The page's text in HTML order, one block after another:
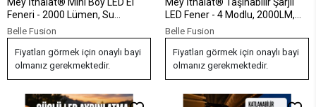
Feneri - 2000 Lümen, Su
Geçirmez Tasarım Yeni Nesil
Belle Fusion
Fiyatları görmek için onaylı bayi
olmanız gerekmektedir.
LED Fener - 4 Modlu, 2000LM,
Ayarlanabilir Odak Yeni Nesil
Belle Fusion
Fiyatları görmek için onaylı bayi
olmanız gerekmektedir.